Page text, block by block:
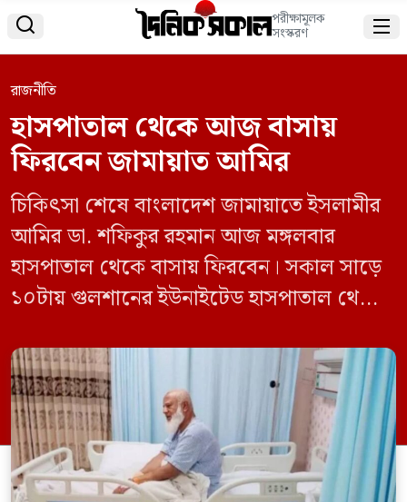
 পরীক্ষামূলক
সংস্করণ 
রাজনীতি
হাসপাতাল থেকে আজ বাসায়
ফিরবেন জামায়াত আমির
চিকিৎসা শেষে বাংলাদেশ জামায়াতে ইসলামীর
আমির ডা. শফিকুর রহমান আজ মঙ্গলবার
হাসপাতাল থেকে বাসায় ফিরবেন। সকাল সাড়ে
১০টায় গুলশানের ইউনাইটেড হাসপাতাল থেকে
রাতে জামায়াতে ইসলামীর সহকারী সেক্রেটারি
জেনারেল এবং কেন্দ্রীয় মিডিয়া ও প্রচার বিভাগের
প্রধান এহসানুল মাহবুব জুবায়েরের পাঠানো এক
বিজ্ঞপ্তিতে এ তথ্য জানানো হয়েছে। এতে বলা
হয়, আলহামদুলিল্লাহ […]